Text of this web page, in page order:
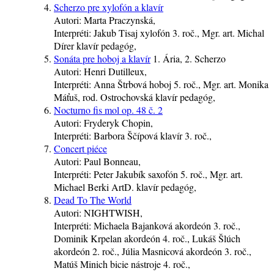
Scherzo pre xylofón a klavír
Autori: Marta Praczynská,
Interpréti: Jakub Tisaj xylofón 3. roč., Mgr. art. Michal
Dírerklavírpedagóg,
Sonáta pre hoboj a klavír 1. Ária, 2. Scherzo
Autori: Henri Dutilleux,
Interpréti: Anna Štrbová hoboj 5. roč., Mgr. art. Monika
Máťuš, rod. Ostrochovská klavírpedagóg,
Nocturno fis mol op. 48 č. 2
Autori: Fryderyk Chopin,
Interpréti: Barbora Ščípová klavír3. roč.,
Concert piéce
Autori: Paul Bonneau,
Interpréti: Peter Jakubíksaxofón 5. roč., Mgr. art.
Michael Berki ArtD. klavírpedagóg,
Dead To The World
Autori: NIGHTWISH,
Interpréti: Michaela Bajanková akordeón 3. roč.,
Dominik Krpelan akordeón 4. roč., Lukáš Šlúch
akordeón 2. roč., Júlia Masnicová akordeón 3. roč.,
Matúš Minich bicie nástroje4. roč.,